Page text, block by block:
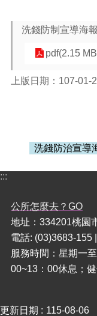
尋
本
區
告
活
便
民
資
訊
通
洗錢防制宣導海報
pdf(2.15
上版日期：107-01-
洗錢防治宣導
:::
公所怎麼去？GO
地址：334201桃園
電話: (03)3683-155
服務時間：星期一
00~13：00休息；
更新日期 115-08-06